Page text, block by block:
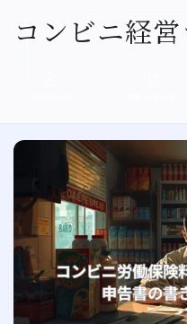
コンビニ経
売上アップ
人材育成
店舗運営
現場エピソード